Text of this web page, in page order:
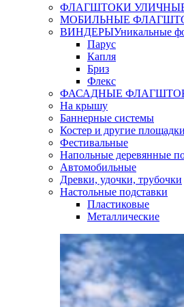
ФЛАГШТОКИ
МОБИЛЬНЫЕ
ВИНДЕРЫУникальные
Парус
Капля
Бриз
Флекс
ФАСАДНЫЕ
На крышу
Баннерные системы
Костер и другие площадки
Фестивальные
Напольные деревянные
Автомобильные
Древки, удочки, трубочки
Настольные подставки
Пластиковые
Металлические